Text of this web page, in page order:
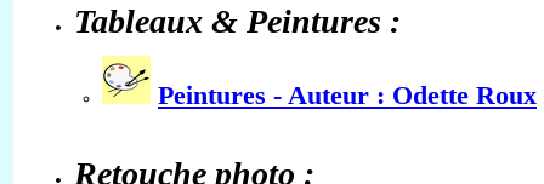
Tableaux & Peintures :
Peintures - Auteur : Odette Roux
Retouche photo :